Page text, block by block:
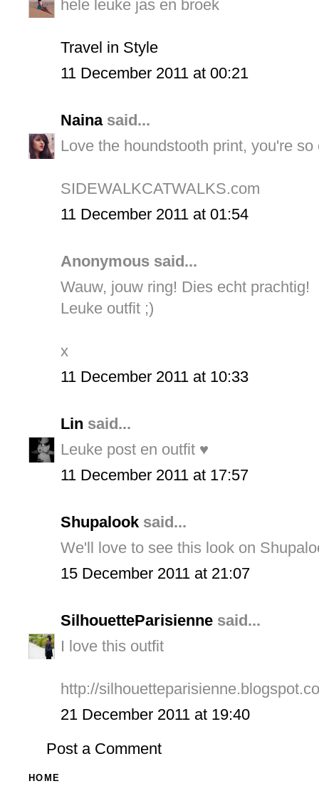
hele leuke jas en broek
Travel in Style
11 December 2011 at 00:21
Nainasaid...
Love the houndstooth print, you're so
SIDEWALKCATWALKS.com
11 December 2011 at 01:54
Anonymous said...
Wauw, jouw ring! Dies echt prachtig!
Leuke outfit ;)
x
11 December 2011 at 10:33
Lin said...
Leuke post en outfit ♥
11 December 2011 at 17:57
Shupalook said...
We'll love to see this look on
15 December 2011 at 21:07
SilhouetteParisienne said...
I love this outfit
http://
21 December 2011 at 19:40
Post a Comment
HOME